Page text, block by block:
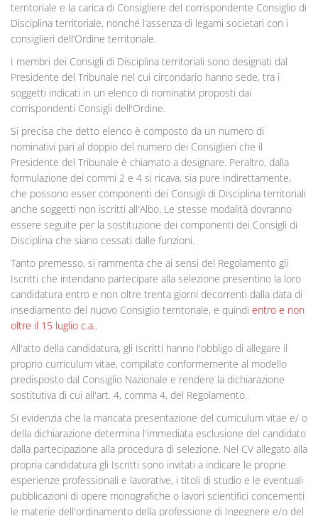
territoriale e la carica di Consigliere del corrispondente Consiglio di
Disciplina territoriale, nonché l’assenza di legami societari con i
consiglieri dell’Ordine territoriale.
I membri dei Consigli di Disciplina territoriali sono designati dal
Presidente del Tribunale nel cui circondario hanno sede, tra i
soggetti indicati in un elenco di nominativi proposti dai
corrispondenti Consigli dell'Ordine.
Si precisa che detto elenco è composto da un numero di
nominativi pari al doppio del numero dei Consiglieri che il
Presidente del Tribunale è chiamato a designare. Peraltro, dalla
formulazione dei commi 2 e 4 si ricava, sia pure indirettamente,
che possono esser componenti dei Consigli di Disciplina territoriali
anche soggetti non iscritti all'Albo. Le stesse modalità dovranno
essere seguite per la sostituzione dei componenti dei Consigli di
Disciplina che siano cessati dalle funzioni.
Tanto premesso, si rammenta che ai sensi del Regolamento gli
Iscritti che intendano partecipare alla selezione presentino la loro
candidatura entro e non oltre trenta giorni decorrenti dalla data di
insediamento del nuovo Consiglio territoriale, e quindi entro e non
oltre il 15 luglio c.a..
All'atto della candidatura, gli Iscritti hanno l'obbligo di allegare il
proprio curriculum vitae, compilato conformemente al modello
predisposto dal Consiglio Nazionale e rendere la dichiarazione
sostitutiva di cui all'art. 4, comma 4, del Regolamento.
Si evidenzia che la mancata presentazione del curriculum vitae e/ o
della dichiarazione determina l'immediata esclusione del candidato
dalla partecipazione alla procedura di selezione. Nel CV allegato alla
propria candidatura gli Iscritti sono invitati a indicare le proprie
esperienze professionali e lavorative, i titoli di studio e le eventuali
pubblicazioni di opere monografiche o lavori scientifici concernenti
le materie dell'ordinamento della professione di Ingegnere e/o del